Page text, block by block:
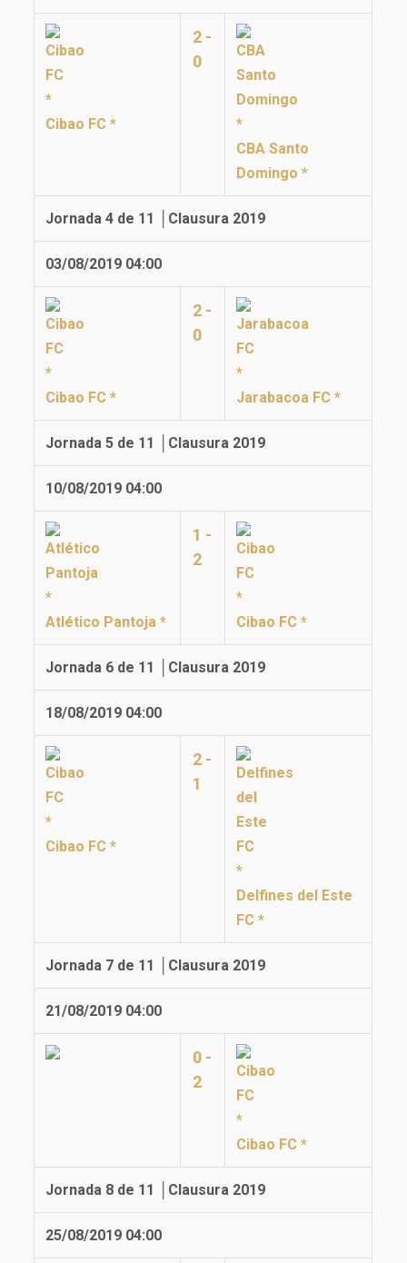
Cibao FC *
2 -
0
CBA Santo
Domingo *
Jornada 4 de 11 │Clausura 2019
03/08/2019 04:00
Cibao FC *
2 -
0
Jarabacoa FC *
Jornada 5 de 11 │Clausura 2019
10/08/2019 04:00
Atlético Pantoja *
1 -
2
Cibao FC *
Jornada 6 de 11 │Clausura 2019
18/08/2019 04:00
Cibao FC *
2 -
1
Delfines del Este
FC *
Jornada 7 de 11 │Clausura 2019
21/08/2019 04:00
0 -
2
Cibao FC *
Jornada 8 de 11 │Clausura 2019
25/08/2019 04:00